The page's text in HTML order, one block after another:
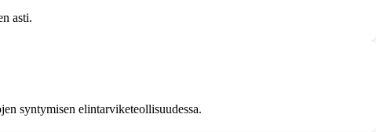
asti.
syntymisen elintarviketeollisuudessa.